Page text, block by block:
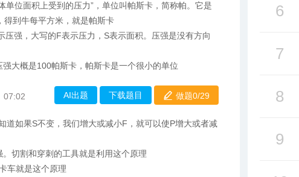
单位面积上受到的压力”，单位叫帕斯卡，简称帕。它是
得到牛每平方米，就是帕斯卡
强，大写的F表示压力，S表示面积。压强是没有方向
大概是100帕斯卡，帕斯卡是一个很小的单位
07:02 AI出题 下载题目 做题0/29
道如果S不变，我们增大或减小F，就可以使P增大或者减
切割和穿刺的工具就是利用这个原理
车就是这个原理
6
7
8
9